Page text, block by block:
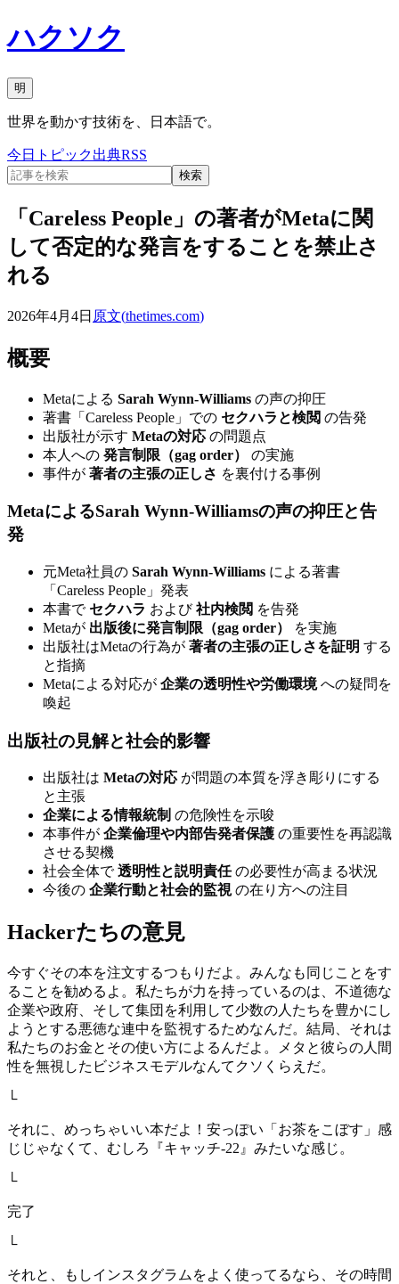
ハクソク
明
世界を動かす技術を、日本語で。
今日 トピック出典RSS
検索
「Careless People」の著者がMetaに関
して否定的な発言をすることを禁止さ
れる
2026年4月4日 原文(thetimes.com)
概要
Metaによる Sarah Wynn-Williams の声の抑圧
著書「Careless People」での セクハラと検閲 の告発
出版社が示す Metaの対応 の問題点
本人への 発言制限（gag order）
の実施
事件が 著者の主張の正しさ を裏付ける事例
MetaによるSarah Wynn-Williamsの声の抑圧と告
発
元Meta社員の Sarah Wynn-Williams による著書
「Careless People」発表
本書で セクハラ および社内検閲 を告発
Metaが 出版後に発言制限（gag order）
を実施
出版社はMetaの行為が 著者の主張の正しさを証明 する
と指摘
Metaによる対応が 企業の透明性や労働環境への疑問を
喚起
出版社の見解と社会的影響
出版社は Metaの対応 が問題の本質を浮き彫りにする
と主張
企業による情報統制 の危険性を示唆
本事件が 企業倫理や内部告発者保護 の重要性を再認識
させる契機
社会全体で透明性と説明責任の必要性が高まる状況
今後の 企業行動と社会的監視の在り方への注目
Hackerたちの意見
今すぐその本を注文するつもりだよ。みんなも同じことをす
ることを勧めるよ。私たちが力を持っているのは、不道徳な
企業や政府、そして集団を利用して少数の人たちを豊かにし
ようとする悪徳な連中を監視するためなんだ。結局、それは
私たちのお金とその使い方によるんだよ。メタと彼らの人間
性を無視したビジネスモデルなんてクソくらえだ。
└
それに、めっちゃいい本だよ！安っぽい「お茶をこぼす」感
じじゃなくて、むしろ『キャッチ-22』みたいな感じ。
└
完了
└
それと、もしインスタグラムをよく使ってるなら、その時間